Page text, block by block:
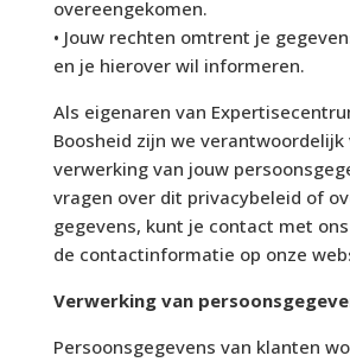
overeengekomen.
• Jouw rechten omtrent je
en je hierover wil informeren.
Als eigenaren van
Boosheid zijn we verantwoordelijk
verwerking van jouw
vragen over dit privacybeleid of
gegevens, kunt je contact met
de contactinformatie op onze
Verwerking van
Persoonsgegevens van klanten